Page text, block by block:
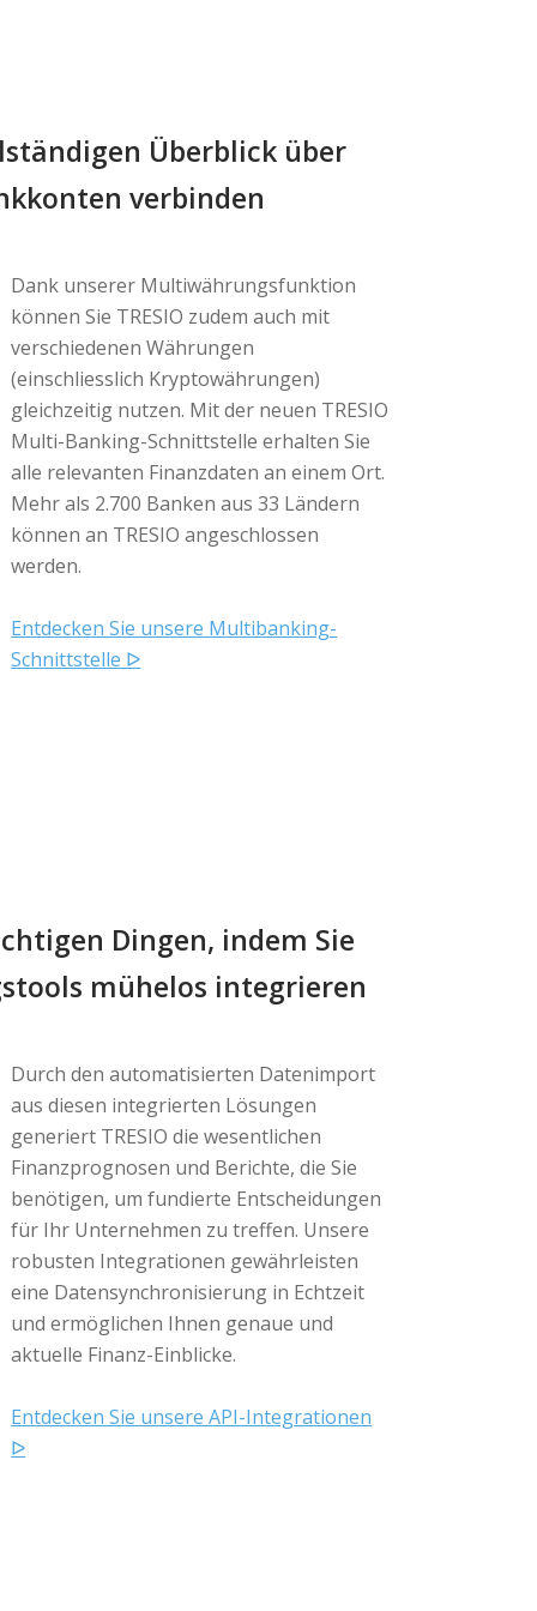
Überblick über
verbinden
Dank unserer Multiwährungsfunktion
können Sie TRESIO zudem auch mit
verschiedenen Währungen
(einschliesslich Kryptowährungen)
gleichzeitig nutzen. Mit der neuen TRESIO
Multi-Banking-Schnittstelle erhalten Sie
alle relevanten Finanzdaten an einem Ort.
Mehr als 2.700 Banken aus 33 Ländern
können an TRESIO angeschlossen
werden.
Entdecken Sie unsere Multibanking-
Schnittstelle ᐅ
Dingen, indem Sie
mühelos integrieren
Durch den automatisierten Datenimport
aus diesen integrierten Lösungen
generiert TRESIO die wesentlichen
Finanzprognosen und Berichte, die Sie
benötigen, um fundierte Entscheidungen
für Ihr Unternehmen zu treffen. Unsere
robusten Integrationen gewährleisten
eine Datensynchronisierung in Echtzeit
und ermöglichen Ihnen genaue und
aktuelle Finanz-Einblicke.
Entdecken Sie unsere API-Integrationen
ᐅ